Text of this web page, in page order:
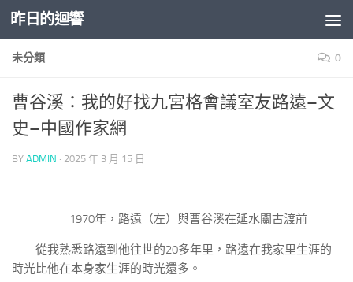
Skip to content
昨日的迴響
未分類 0
曹谷溪：我的好找九宮格會議室友路遠–文
史–中國作家網
BY ADMIN · 2025 年 3 月 15 日
1970年，路遠（左）與曹谷溪在延水關古渡前
從我熟悉路遠到他往世的20多年里，路遠在我家里生涯的
時光比他在本身家生涯的時光還多。